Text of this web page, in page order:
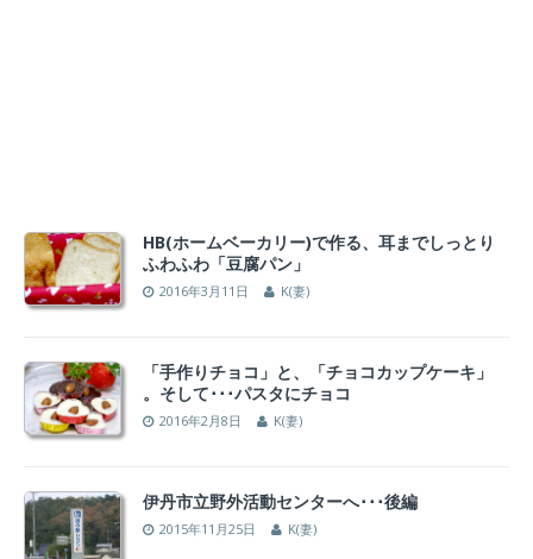
HB(ホームベーカリー)で作る、耳までしっとり
ふわふわ「豆腐パン」
2016年3月11日 K(妻)
「手作りチョコ」と、「チョコカップケーキ」
。そして･･･パスタにチョコ
2016年2月8日 K(妻)
伊丹市立野外活動センターへ･･･後編
2015年11月25日 K(妻)